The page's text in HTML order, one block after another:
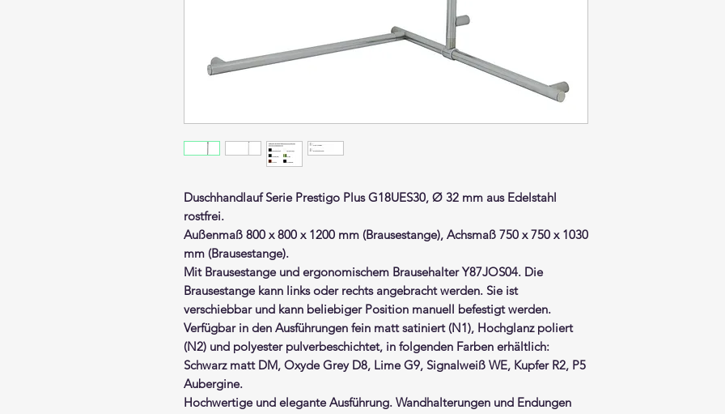
Duschhandlauf Serie Prestigo Plus G18UES30, Ø 32 mm aus Edelstahl
rostfrei.
Außenmaß 800 x 800 x 1200 mm (Brausestange), Achsmaß 750 x 750 x 1030
mm (Brausestange).
Mit Brausestange und ergonomischem Brausehalter Y87JOS04. Die
Brausestange kann links oder rechts angebracht werden. Sie ist
verschiebbar und kann beliebiger Position manuell befestigt werden.
Verfügbar in den Ausführungen fein matt satiniert (N1), Hochglanz poliert
(N2) und polyester pulverbeschichtet, in folgenden Farben erhältlich:
Schwarz matt DM, Oxyde Grey D8, Lime G9, Signalweiß WE, Kupfer R2, P5
Aubergine.
Hochwertige und elegante Ausführung. Wandhalterungen und Endungen